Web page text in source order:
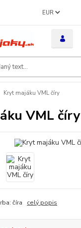
EUR
Kryt majáku VML číry
VML číry
číra celý popis